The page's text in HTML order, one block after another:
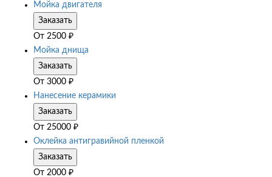
Мойка двигателя
Заказать
От 2500 ₽
Мойка днища
Заказать
От 3000 ₽
Нанесение керамики
Заказать
От 25000 ₽
Оклейка антигравийной пленкой
Заказать
От 2000 ₽